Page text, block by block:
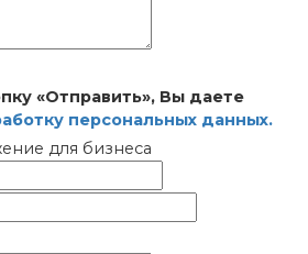
«Отправить», Вы даете
персональных данных.
для бизнеса